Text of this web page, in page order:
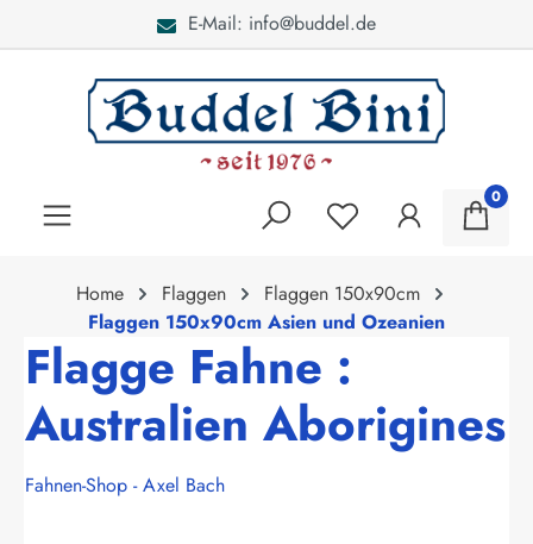
E-Mail: info@buddel.de
0
Home Flaggen
Flaggen 150x90cm
Flaggen 150x90cm Asien und Ozeanien
Flagge Fahne :
Australien Aborigines
Fahnen-Shop - Axel Bach